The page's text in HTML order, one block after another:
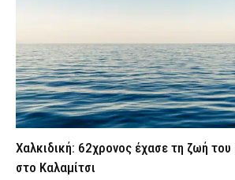
κατοχή ναρκωτικών
ΑΣΤΥΝΟΜΙΑ 8 Αυγούστου 2026 18:27
Greek Mafia: Ποιοι είναι οι δύο νέοι
Έντικ» – Το «πίτμπουλ», το «μπουλντόγκ»
ΑΣΤΥΝΟΜΙΑ 8 Αυγούστου 2026 18:07
Σοβαρό τροχαίο με γουρούνα στη Μυρτιά
Τραυματίστηκε στο κεφάλι ο αναβάτης
Χαλκιδική: 62χρονος έχασε τη ζωή
στο Καλαμίτσι